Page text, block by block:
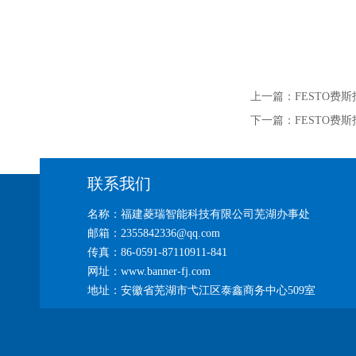
上一篇： FESTO费斯
下一篇： FESTO费斯
联系我们
名称：福建菱瑞智能科技有限公司芜湖办事处
邮箱：2355842336@qq.com
传真：86-0591-87110911-841
网址：www.banner-fj.com
地址：安徽省芜湖市弋江区泰鑫商务中心509室